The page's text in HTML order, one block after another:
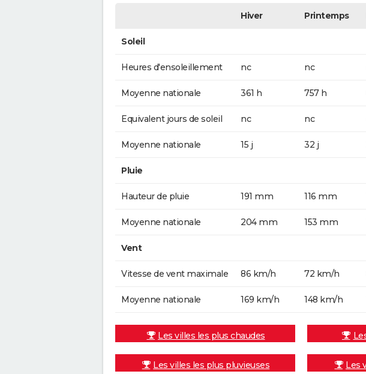
Hiver Printemps
Soleil
Heures d'ensoleillement nc nc
Moyenne nationale 361 h 757 h
Equivalent jours de soleil nc nc
Moyenne nationale 15 j 32 j
Pluie
Hauteur de pluie 191 mm 116 mm
Moyenne nationale 204 mm 153 mm
Vent
Vitesse de vent maximale 86 km/h 72 km/h
Moyenne nationale 169 km/h 148 km/h
Les villes les plus chaudes
Les villes les plus pluvieuses Les